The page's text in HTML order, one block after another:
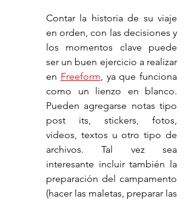
Contar la historia de su viaje
en orden, con las decisiones y
los momentos clave puede
ser un buen ejercicio a realizar
en Freeform, ya que funciona
como un lienzo en blanco.
Pueden agregarse notas tipo
post its, stickers, fotos,
videos, textos u otro tipo de
archivos. Tal vez sea
interesante incluir también la
preparación del campamento
(hacer las maletas, preparar las